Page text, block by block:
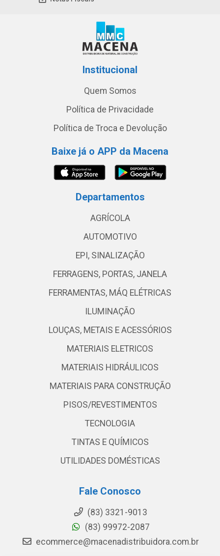
Institucional
Quem Somos
Política de Privacidade
Política de Troca e Devolução
Baixe já o APP da Macena
Departamentos
AGRÍCOLA
AUTOMOTIVO
EPI, SINALIZAÇÃO
FERRAGENS, PORTAS, JANELA
FERRAMENTAS, MÁQ ELÉTRICAS
ILUMINAÇÃO
LOUÇAS, METAIS E ACESSÓRIOS
MATERIAIS ELETRICOS
MATERIAIS HIDRÁULICOS
MATERIAIS PARA CONSTRUÇÃO
PISOS/REVESTIMENTOS
TECNOLOGIA
TINTAS E QUÍMICOS
UTILIDADES DOMÉSTICAS
Fale Conosco
(83) 3321-9013
(83) 99972-2087
ecommerce@macenadistribuidora.com.br